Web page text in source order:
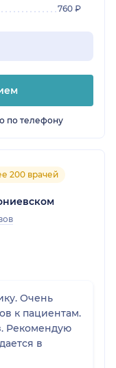
760 ₽
по телефону
200 врачей
Очень
к пациентам.
Рекомендую
в